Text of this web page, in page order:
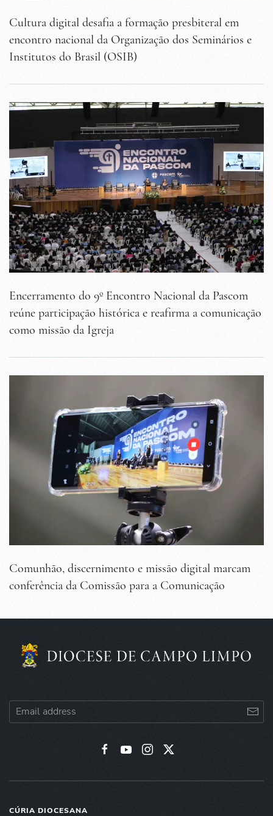
Cultura digital desafia a formação presbiteral em
encontro nacional da Organização dos Seminários e
Institutos do Brasil (OSIB)
Encerramento do 9º Encontro Nacional da Pascom
reúne participação histórica e reafirma a comunicação
como missão da Igreja
Comunhão, discernimento e missão digital marcam
conferência da Comissão para a Comunicação
CÚRIA DIOCESANA